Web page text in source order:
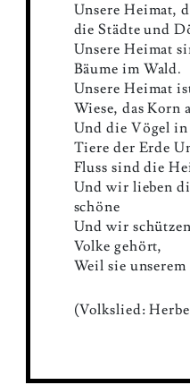
Unsere Heimat,
die Städte und
Unsere Heimat
Bäume im Wald.
Unsere Heimat
Wiese, das Korn
Und die Vögel
Tiere der Erde
Fluss sind die
Und wir lieben
schöne
Und wir
Volke gehört,
Weil sie
(Volkslied: